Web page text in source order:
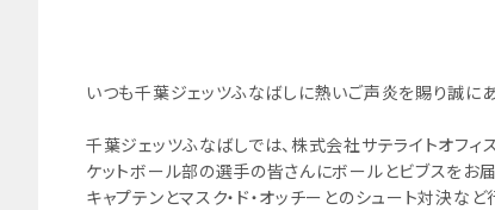
いつも千葉ジェッツふなばしに熱いご声炎を賜り誠にあ
千葉ジェッツふなばしでは、株式会社サテライトオフ
ケットボール部の選手の皆さんにボールとビブスをお
キャプテンとマスク・ド・オッチーとのシュート対決な